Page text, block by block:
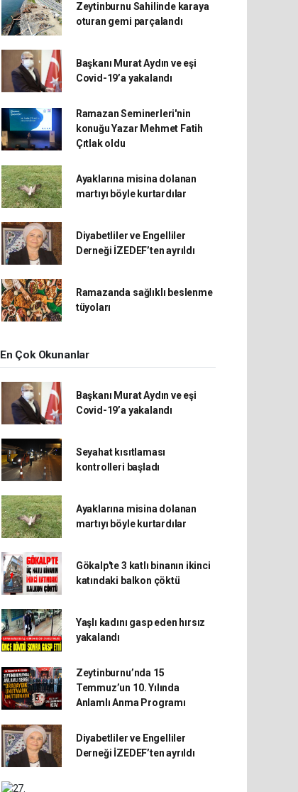
Zeytinburnu Sahilinde karaya
oturan gemi parçalandı
Başkanı Murat Aydın ve eşi
Covid-19’a yakalandı
Ramazan Seminerleri'nin
konuğu Yazar Mehmet Fatih
Çıtlak oldu
Ayaklarına misina dolanan
martıyı böyle kurtardılar
Diyabetliler ve Engelliler
Derneği İZEDEF’ten ayrıldı
Ramazanda sağlıklı beslenme
tüyoları
En Çok Okunanlar
Başkanı Murat Aydın ve eşi
Covid-19’a yakalandı
Seyahat kısıtlaması
kontrolleri başladı
Ayaklarına misina dolanan
martıyı böyle kurtardılar
Gökalp'te 3 katlı binanın ikinci
katındaki balkon çöktü
Yaşlı kadını gasp eden hırsız
yakalandı
Zeytinburnu’nda 15
Temmuz’un 10. Yılında
Anlamlı Anma Programı
Diyabetliler ve Engelliler
Derneği İZEDEF’ten ayrıldı